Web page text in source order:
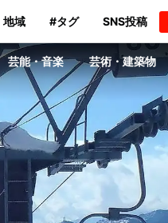
地域 #タグ SNS投稿
芸能・音楽 芸術・建築物